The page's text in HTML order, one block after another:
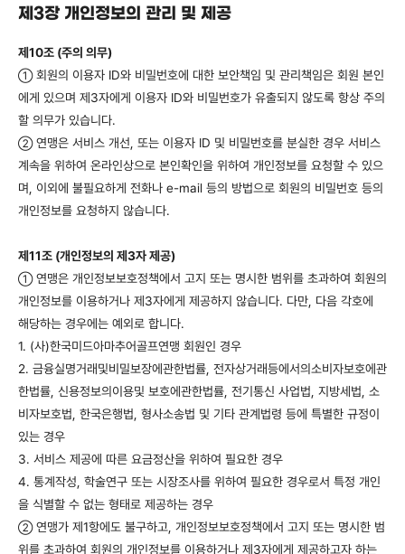
제3장 개인정보의 관리 및 제공
제10조 (주의 의무)
①회원의 이용자 ID와 비밀번호에 대한 보안책임 및 관리책임은 회원 본인
에게 있으며 제3자에게 이용자 ID와 비밀번호가 유출되지 않도록 항상 주의
할 의무가 있습니다.
②연맹은 서비스 개선, 또는 이용자 ID 및 비밀번호를 분실한 경우 서비스
계속을 위하여 온라인상으로 본인확인을 위하여 개인정보를 요청할 수 있으
며, 이외에 불필요하게 전화나 e-mail 등의 방법으로 회원의 비밀번호 등의
개인정보를 요청하지 않습니다.
제11조 (개인정보의 제3자 제공)
①연맹은 개인정보보호정책에서 고지 또는 명시한 범위를 초과하여 회원의
개인정보를 이용하거나 제3자에게 제공하지 않습니다. 다만, 다음 각호에
해당하는 경우에는 예외로 합니다.
1. (사)한국미드아마추어골프연맹 회원인 경우
2. 금융실명거래및비밀보장에관한법률, 전자상거래등에서의소비자보호에관
한법률, 신용정보의이용및 보호에관한법률, 전기통신 사업법, 지방세법, 소
비자보호법, 한국은행법, 형사소송법 및 기타 관계법령 등에 특별한 규정이
있는 경우
3. 서비스 제공에 따른 요금정산을 위하여 필요한 경우
4. 통계작성, 학술연구 또는 시장조사를 위하여 필요한 경우로서 특정 개인
을 식별할 수 없는 형태로 제공하는 경우
②연맹가 제1항에도 불구하고, 개인정보보호정책에서 고지 또는 명시한 범
위를 초과하여 회원의 개인정보를 이용하거나 제3자에게 제공하고자 하는